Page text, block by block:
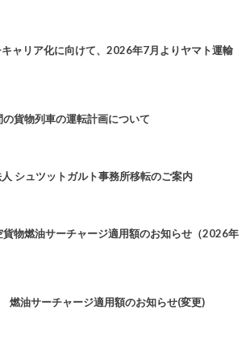
キャリア化に向けて、2026年7月よりヤマト運輸
貨物列車の運転計画について
シュツットガルト事務所移転のご案内
物燃油サーチャージ適用額のお知らせ（2026年
油サーチャージ適用額のお知らせ(変更)